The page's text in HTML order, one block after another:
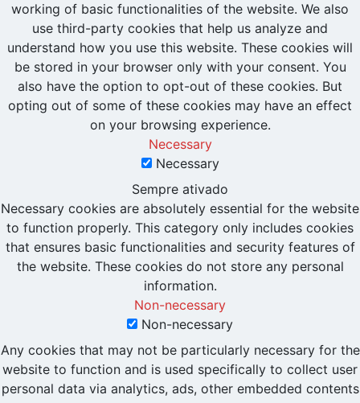
working of basic functionalities of the website. We also
use third-party cookies that help us analyze and
understand how you use this website. These cookies will
be stored in your browser only with your consent. You
also have the option to opt-out of these cookies. But
opting out of some of these cookies may have an effect
on your browsing experience.
Necessary
Necessary
Sempre ativado
Necessary cookies are absolutely essential for the website
to function properly. This category only includes cookies
that ensures basic functionalities and security features of
the website. These cookies do not store any personal
information.
Non-necessary
Non-necessary
Any cookies that may not be particularly necessary for the
website to function and is used specifically to collect user
personal data via analytics, ads, other embedded contents